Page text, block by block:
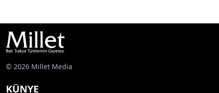
© 2026 Millet Media
KÜNYE